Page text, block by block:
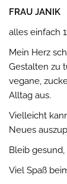
FRAU JANIK
alles einfach
Mein Herz
Gestalten zu
vegane,
Alltag aus.
Vielleicht
Neues
Bleib
Viel Spaß